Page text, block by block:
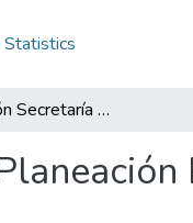
Statistics
Plan de Acción Secretaría de Planeación Repelón Atlántico 2014: PASP Repelón Atlántico 2014